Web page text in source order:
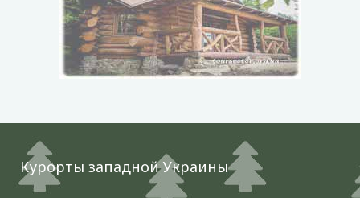
Курорты западной Украины